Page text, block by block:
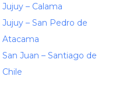
Jujuy – Calama
Jujuy – San Pedro de
Atacama
San Juan – Santiago de
Chile